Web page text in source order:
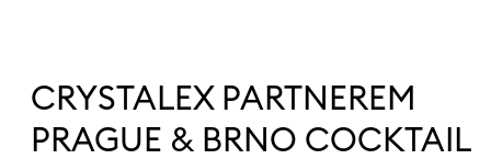
CRYSTALEX PARTNEREM
PRAGUE & BRNO COCKTAIL